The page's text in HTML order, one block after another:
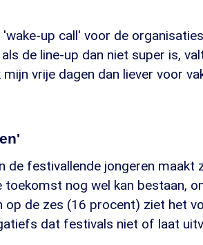
up call' voor de
de line-up dan niet super is,
vrije dagen dan liever voor
de festivallende jongeren maakt
nog wel kan bestaan,
op de zes (16 procent) ziet het
dat festivals niet of laat